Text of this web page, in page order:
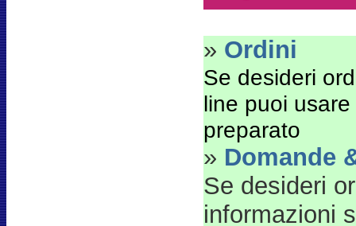
» Ordini
Se desideri
line puoi
preparato
» Domande
Se desideri
informazioni